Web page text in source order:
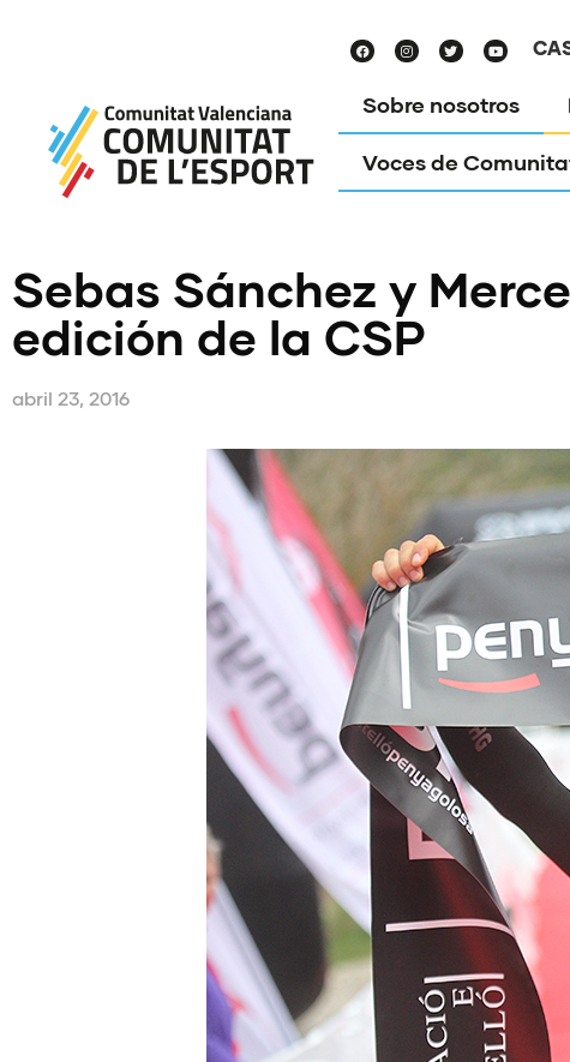
Sobre nosotros
Voces de
Sebas Sánchez y
edición de la CSP
abril 23, 2016